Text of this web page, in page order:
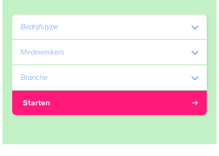
Starten